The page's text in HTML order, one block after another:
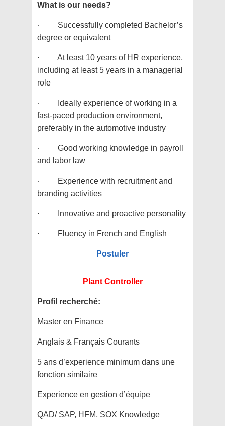
What is our needs?
· Successfully completed Bachelor’s
degree or equivalent
· At least 10 years of HR experience,
including at least 5 years in a managerial
role
· Ideally experience of working in a
fast-paced production environment,
preferably in the automotive industry
· Good working knowledge in payroll
and labor law
· Experience with recruitment and
branding activities
· Innovative and proactive personality
· Fluency in French and English
Postuler
Plant Controller
Profil recherché:
Master en Finance
Anglais & Français Courants
5 ans d’experience minimum dans une
fonction similaire
Experience en gestion d’équipe
QAD/ SAP, HFM, SOX Knowledge